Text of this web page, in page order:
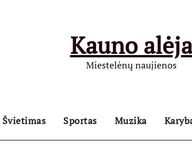
Kauno alėja
Miestelėnų naujienos
Švietimas Sportas Muzika